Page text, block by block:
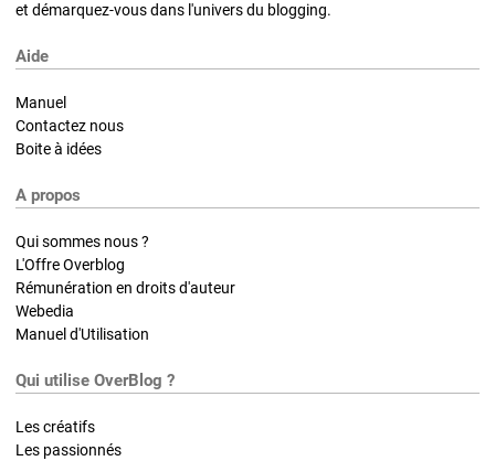
et démarquez-vous dans l'univers du blogging.
Aide
Manuel
Contactez nous
Boite à idées
A propos
Qui sommes nous ?
L'Offre Overblog
Rémunération en droits d'auteur
Webedia
Manuel d'Utilisation
Qui utilise OverBlog ?
Les créatifs
Les passionnés